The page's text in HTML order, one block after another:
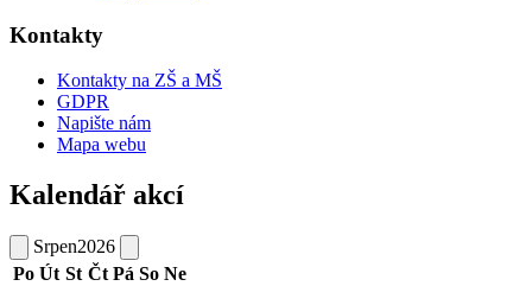
Kontakty
Kontakty na ZŠ a MŠ
GDPR
Napište nám
Mapa webu
Kalendář akcí
Srpen2026
Po Út St Čt Pá So Ne